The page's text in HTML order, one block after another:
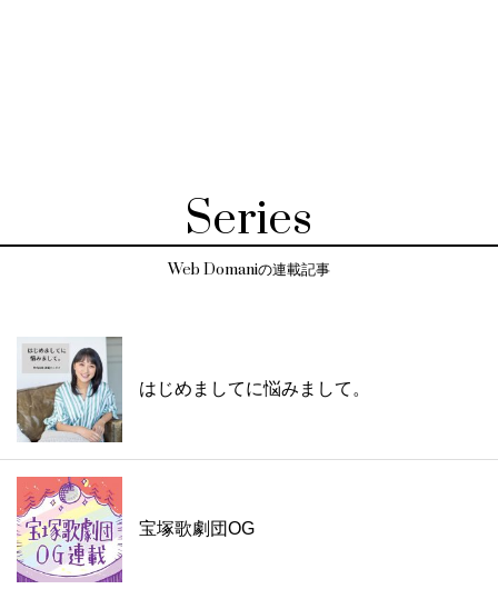
Series
Web Domaniの連載記事
はじめましてに悩みまして。
宝塚歌劇団OG